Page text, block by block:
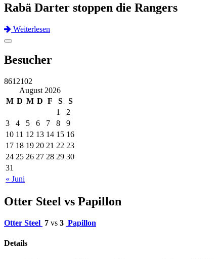
Rabä Darter stoppen die Rangers
Weiterlesen
Previous
Next
Toggle
Besucher
8612102
August 2026
M D M D F S S
« Juni
1
2
3
4 5 6 7 8
9
10 11 12 13 14 15 16
17 18 19 20 21 22 23
24 25 26 27 28 29 30
31
Otter Steel vs Papillon
Otter Steel 7 vs 3 Papillon
Details